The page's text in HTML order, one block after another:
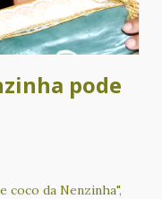
e coordenação
Sarau é um evento
pode
coco da Nenzinha",